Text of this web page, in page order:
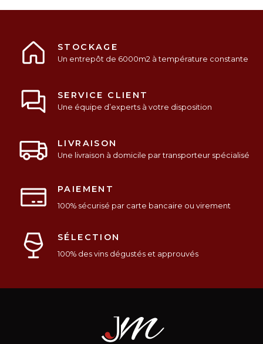
STOCKAGE
Un entrepôt de 6000m2 à température constante
SERVICE CLIENT
Une équipe d’experts à votre disposition
LIVRAISON
Une livraison à domicile par transporteur spécialisé
PAIEMENT
100% sécurisé par carte bancaire ou virement
SÉLECTION
100% des vins dégustés et approuvés